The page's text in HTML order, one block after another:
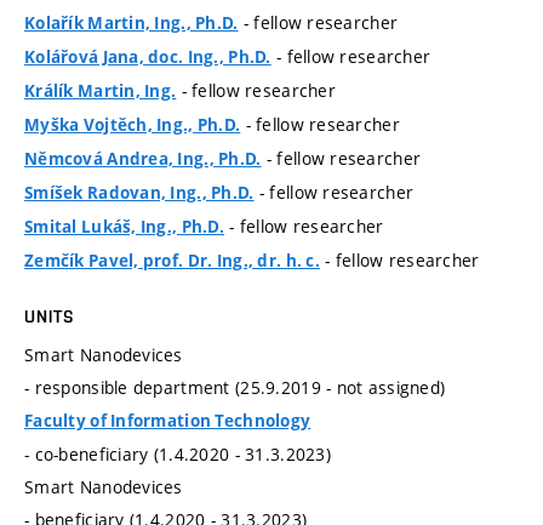
Kolařík Martin, Ing., Ph.D. - fellow researcher
Kolářová Jana, doc. Ing., Ph.D. - fellow researcher
Králík Martin, Ing. - fellow researcher
Myška Vojtěch, Ing., Ph.D. - fellow researcher
Němcová Andrea, Ing., Ph.D. - fellow researcher
Smíšek Radovan, Ing., Ph.D. - fellow researcher
Smital Lukáš, Ing., Ph.D. - fellow researcher
Zemčík Pavel, prof. Dr. Ing., dr. h. c. - fellow researcher
UNITS
Smart Nanodevices
- responsible department (25.9.2019 - not assigned)
Faculty of Information Technology
- co-beneficiary (1.4.2020 - 31.3.2023)
Smart Nanodevices
- beneficiary (1.4.2020 - 31.3.2023)